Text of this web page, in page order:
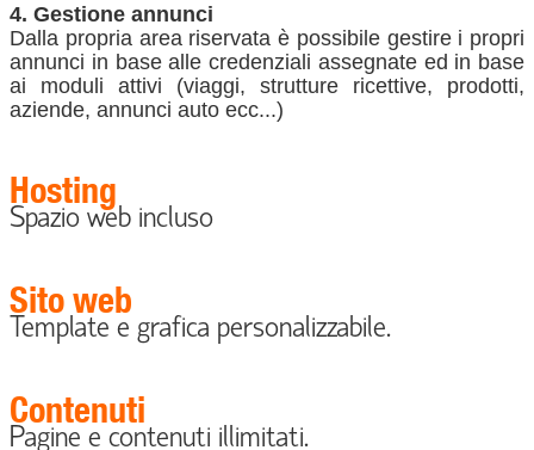
4. Gestione annunci
Dalla propria area riservata è possibile gestire i propri
annunci in base alle credenziali assegnate ed in base
ai moduli attivi (viaggi, strutture ricettive, prodotti,
aziende, annunci auto ecc...)
Hosting
Spazio web incluso
Sito web
Template e grafica personalizzabile.
Contenuti
Pagine e contenuti illimitati.